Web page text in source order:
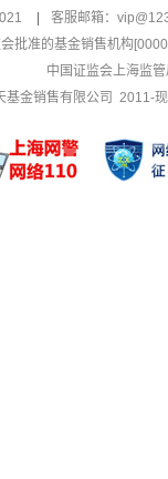
客服邮箱：
批准的基金销售机构
中国证监会上海监
基金销售有限公司 2011-